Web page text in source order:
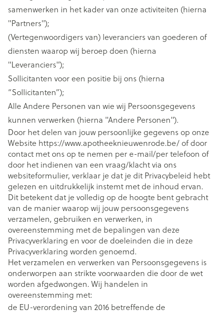
samenwerken in het kader van onze activiteiten (hierna
"Partners");
(Vertegenwoordigers van) leveranciers van goederen of
diensten waarop wij beroep doen (hierna
"Leveranciers");
Sollicitanten voor een positie bij ons (hierna
“Sollicitanten”);
Alle Andere Personen van wie wij Persoonsgegevens
kunnen verwerken (hierna "Andere Personen").
Door het delen van jouw persoonlijke gegevens op onze
Website https://www.apotheeknieuwenrode.be/ of door
contact met ons op te nemen per e-mail/per telefoon of
door het indienen van een vraag/klacht via ons
websiteformulier, verklaar je dat je dit Privacybeleid hebt
gelezen en uitdrukkelijk instemt met de inhoud ervan.
Dit betekent dat je volledig op de hoogte bent gebracht
van de manier waarop wij jouw persoonsgegevens
verzamelen, gebruiken en verwerken, in
overeenstemming met de bepalingen van deze
Privacyverklaring en voor de doeleinden die in deze
Privacyverklaring worden genoemd.
Het verzamelen en verwerken van Persoonsgegevens is
onderworpen aan strikte voorwaarden die door de wet
worden afgedwongen. Wij handelen in
overeenstemming met:
de EU-verordening van 2016 betreffende de